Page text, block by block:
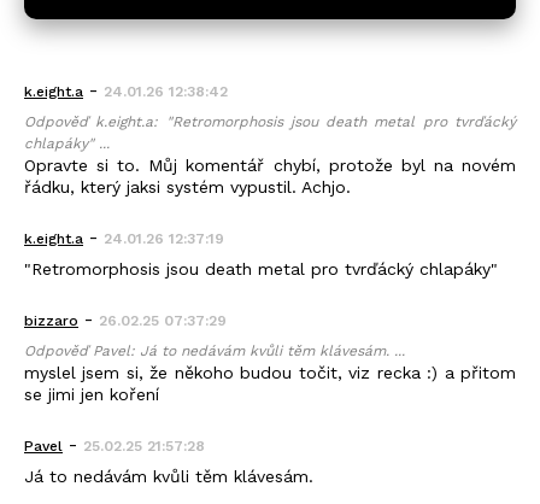
k.eight.a - 24.01.26 12:38:42
Odpověď k.eight.a: "Retromorphosis jsou death metal pro tvrďácký
chlapáky" ...
Opravte si to. Můj komentář chybí, protože byl na novém
řádku, který jaksi systém vypustil. Achjo.
k.eight.a - 24.01.26 12:37:19
"Retromorphosis jsou death metal pro tvrďácký chlapáky"
bizzaro - 26.02.25 07:37:29
Odpověď Pavel: Já to nedávám kvůli těm klávesám. ...
myslel jsem si, že někoho budou točit, viz recka :) a přitom
se jimi jen koření
Pavel - 25.02.25 21:57:28
Já to nedávám kvůli těm klávesám.